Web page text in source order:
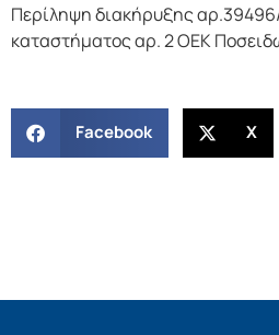
Περίληψη διακήρυξης
καταστήματος αρ. 2 ΟΕΚ
Facebook X